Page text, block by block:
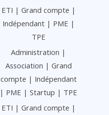
ETI | Grand compte |
Indépendant | PME |
TPE
Administration |
Association | Grand
compte | Indépendant
| PME | Startup | TPE
ETI | Grand compte |